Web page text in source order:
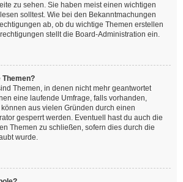
zu sehen. Sie haben meist einen wichtigen
solltest. Wie bei den Bekanntmachungen
ab, ob du wichtige Themen erstellen
stellt die Board-Administration ein.
Themen?
Themen, in denen nicht mehr geantwortet
eine laufende Umfrage, falls vorhanden,
aus vielen Gründen durch einen
gesperrt werden. Eventuell hast du auch die
Themen zu schließen, sofern dies durch die
wurde.